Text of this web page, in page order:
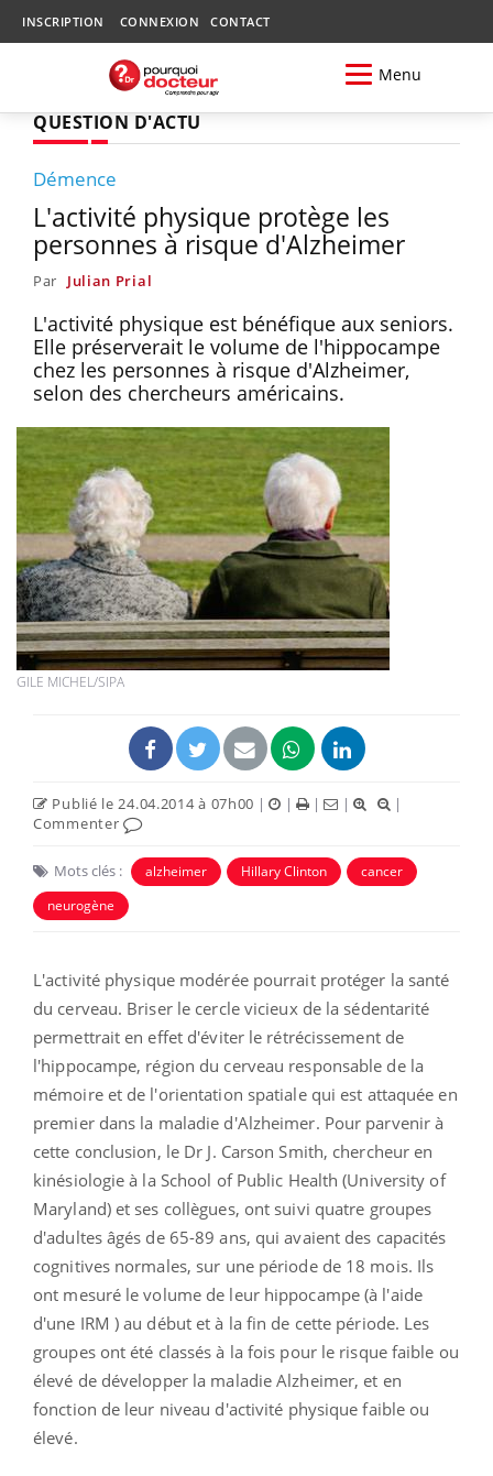
INSCRIPTION CONNEXION CONTACT
Menu
QUESTION D'ACTU
Démence
L'activité physique protège les
personnes à risque d'Alzheimer
Par Julian Prial
L'activité physique est bénéfique aux seniors.
Elle préserverait le volume de l'hippocampe
chez les personnes à risque d'Alzheimer,
selon des chercheurs américains.
GILE MICHEL/SIPA
Publié le 24.04.2014 à 07h00 | | | |
|
Commenter
Mots clés : alzheimer Hillary Clinton
cancer
neurogène
L'activité physique modérée pourrait protéger la santé
du cerveau. Briser le cercle vicieux de la sédentarité
permettrait en effet d'éviter le rétrécissement de
l'hippocampe, région du cerveau responsable de la
mémoire et de l'orientation spatiale qui est attaquée en
premier dans la maladie d'Alzheimer. Pour parvenir à
cette conclusion, le Dr J. Carson Smith, chercheur en
kinésiologie à la School of Public Health (University of
Maryland) et ses collègues, ont suivi quatre groupes
d'adultes âgés de 65-89 ans, qui avaient des capacités
cognitives normales, sur une période de 18 mois. Ils
ont mesuré le volume de leur hippocampe (à l'aide
d'une IRM ) au début et à la fin de cette période. Les
groupes ont été classés à la fois pour le risque faible ou
élevé de développer la maladie Alzheimer, et en
fonction de leur niveau d'activité physique faible ou
élevé.